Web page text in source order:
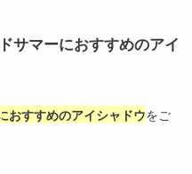
サマーにおすすめのアイ
おすすめのアイシャドウをご